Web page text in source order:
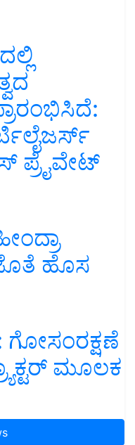
ಪ್ರೈವೇಟ್
ಹೊಸ
ಮೂಲಕ